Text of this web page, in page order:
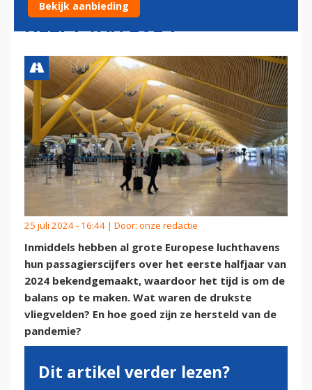
HELFT VAN 2024
25 juli 2024 - 16:44 | Door: onze redactie
Inmiddels hebben al grote Europese luchthavens
hun passagierscijfers over het eerste halfjaar van
2024 bekendgemaakt, waardoor het tijd is om de
balans op te maken. Wat waren de drukste
vliegvelden? En hoe goed zijn ze hersteld van de
pandemie?
Dit artikel verder lezen?
Bekijk aanbieding